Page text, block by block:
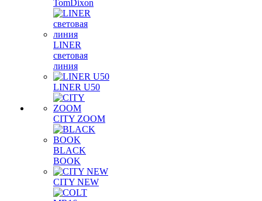
TomDixon
LINER
световая
линия
LINER U50
CITY ZOOM
BLACK
BOOK
CITY NEW